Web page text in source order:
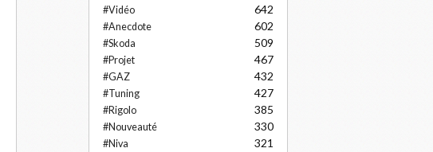
#Vidéo 642
#Anecdote 602
#Skoda 509
#Projet 467
#GAZ 432
#Tuning 427
#Rigolo 385
#Nouveauté 330
#Niva 321